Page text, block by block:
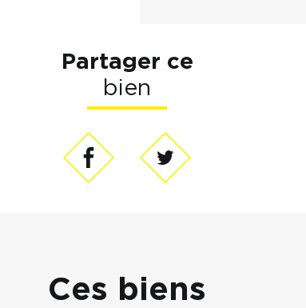
Partager ce
bien
Ces biens